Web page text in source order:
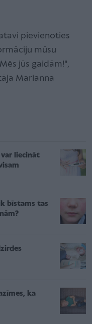
pievienoties
mūsu
jūs gaidām!",
Marianna
var liecināt
bīstams tas
ka